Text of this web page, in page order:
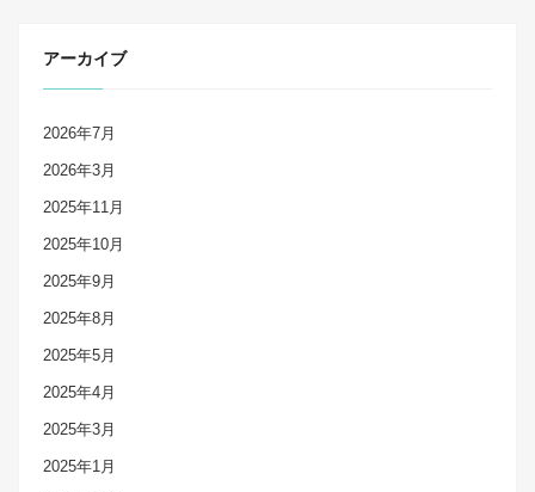
アーカイブ
2026年7月
2026年3月
2025年11月
2025年10月
2025年9月
2025年8月
2025年5月
2025年4月
2025年3月
2025年1月